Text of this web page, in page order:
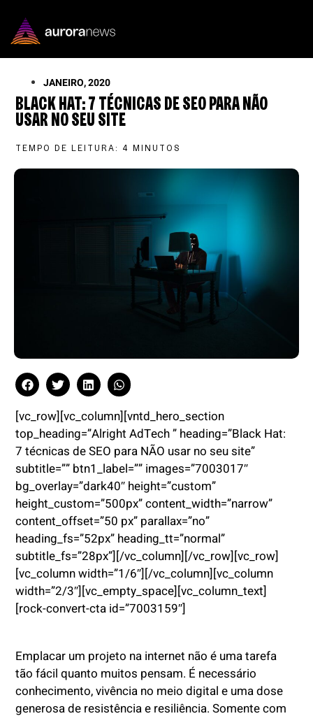
JANEIRO, 2020
BLACK HAT: 7 TÉCNICAS DE SEO PARA NÃO
USAR NO SEU SITE
TEMPO DE LEITURA: 4 MINUTOS
[vc_row][vc_column][vntd_hero_section
top_heading=”Alright AdTech ” heading=”Black Hat:
7 técnicas de SEO para NÃO usar no seu site”
subtitle=”” btn1_label=”” images=”7003017″
bg_overlay=”dark40″ height=”custom”
height_custom=”500px” content_width=”narrow”
content_offset=”50 px” parallax=”no”
heading_fs=”52px” heading_tt=”normal”
subtitle_fs=”28px”][/vc_column][/vc_row][vc_row]
[vc_column width=”1/6″][/vc_column][vc_column
width=”2/3″][vc_empty_space][vc_column_text]
[rock-convert-cta id=”7003159″]
Emplacar um projeto na internet não é uma tarefa
tão fácil quanto muitos pensam. É necessário
conhecimento, vivência no meio digital e uma dose
generosa de resistência e resiliência. Somente com